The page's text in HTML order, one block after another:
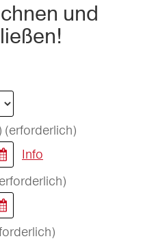
und
(erforderlich)
Info